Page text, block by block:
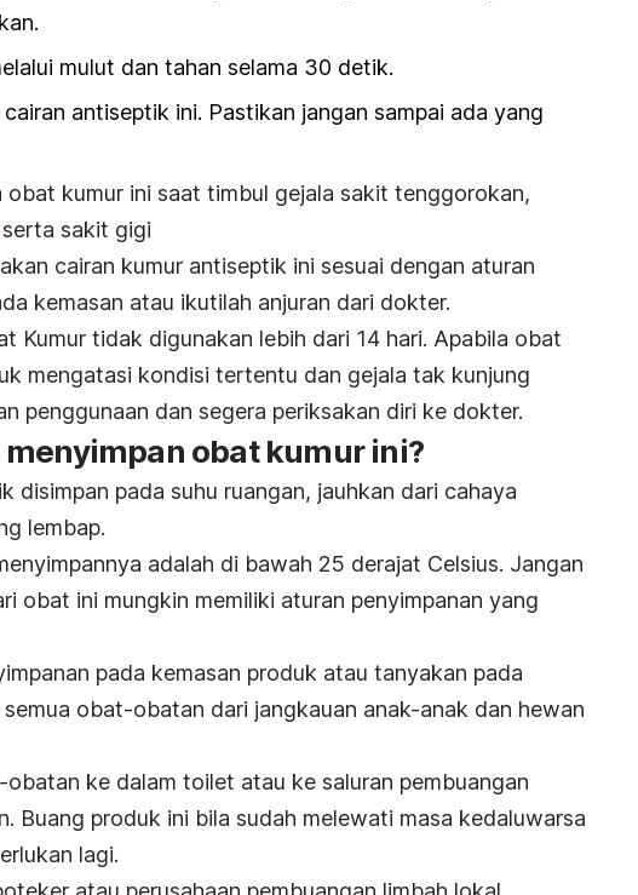
mulut dan tahan selama 30 detik.
antiseptik ini. Pastikan jangan sampai ada yang
obat kumur ini saat timbul gejala sakit tenggorokan,
serta sakit gigi
cairan kumur antiseptik ini sesuai dengan aturan
kemasan atau ikutilah anjuran dari dokter.
Kumur tidak digunakan lebih dari 14 hari. Apabila obat
mengatasi kondisi tertentu dan gejala tak kunjung
penggunaan dan segera periksakan diri ke dokter.
obat kumur ini?
disimpan pada suhu ruangan, jauhkan dari cahaya
lembap.
adalah di bawah 25 derajat Celsius. Jangan
obat ini mungkin memiliki aturan penyimpanan yang
pada kemasan produk atau tanyakan pada
obat-obatan dari jangkauan anak-anak dan hewan
ke dalam toilet atau ke saluran pembuangan
Buang produk ini bila sudah melewati masa kedaluwarsa
lagi.